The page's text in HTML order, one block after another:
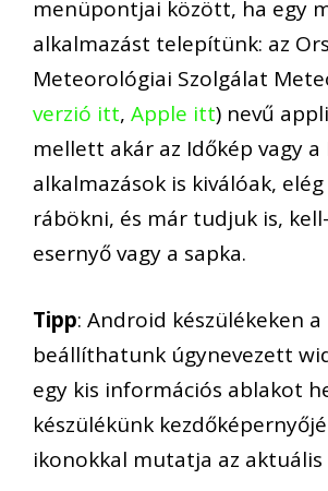
menüpontjai között, ha egy
alkalmazást telepítünk: az
Meteorológiai Szolgálat
verzió itt, Apple itt) nevű
mellett akár az Időkép vagy
alkalmazások is kiválóak,
rábökni, és már tudjuk is,
esernyő vagy a sapka.
Tipp: Android készülékeken
beállíthatunk úgynevezett
egy kis információs ablakot
készülékünk
ikonokkal mutatja az